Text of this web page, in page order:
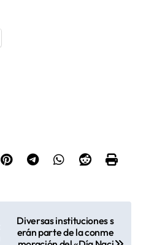
Diversas instituciones s
erán parte de la conme